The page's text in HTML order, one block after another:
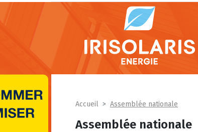
Accueil Assemblée nationale
Assemblée nationale